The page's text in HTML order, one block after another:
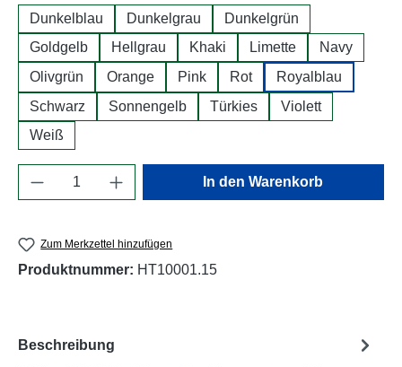
Dunkelblau Dunkelgrau
Dunkelgrün
Goldgelb
Hellgrau Khaki Limette
Navy
Olivgrün
Orange Pink Rot
Royalblau
Schwarz
Sonnengelb Türkies
Violett
Weiß
Produkt Anzahl: Gib den gewünschten
In den Warenkorb
Zum Merkzettel hinzufügen
Produktnummer: HT10001.15
Beschreibung